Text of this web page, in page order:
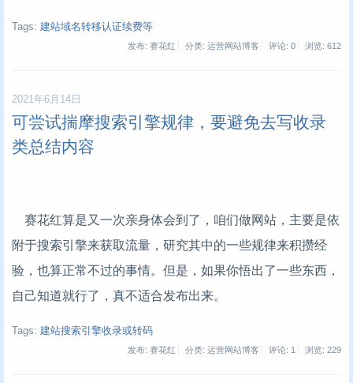
Tags: 建站域名转移认证续费等
发布: 赛花红 分类: 运营网站博客 评论: 0 浏览: 612
2021年6月14日
可尝试揣摩搜索引擎规律，要避免去写收录
类总结内容
赛花红算是又一次亲身体会到了，咱们做网站，主要是依
附于搜索引擎来获取流量，研究其中的一些规律来积攒经
验，也算正常不过的事情。但是，如果你悟出了一些东西，
自己知道就行了，真不适合发布出来。
Tags: 建站搜索引擎收录或转码
发布: 赛花红 分类: 运营网站博客 评论: 1 浏览: 229